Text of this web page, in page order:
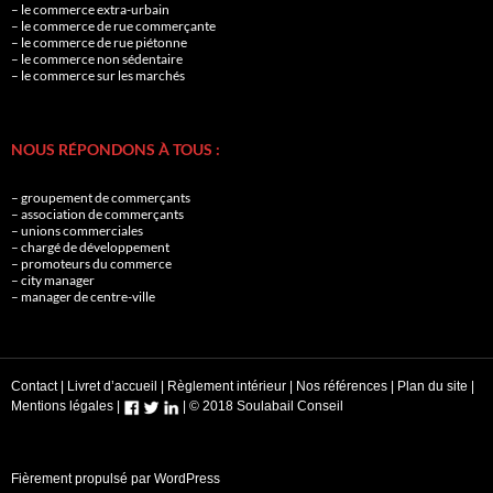
– le commerce extra-urbain
– le commerce de rue commerçante
– le commerce de rue piétonne
– le commerce non sédentaire
– le commerce sur les marchés
NOUS RÉPONDONS À TOUS :
– groupement de commerçants
– association de commerçants
– unions commerciales
– chargé de développement
– promoteurs du commerce
– city manager
– manager de centre-ville
Contact| Livret d’accueil Règlement intérieur Nos références Plan du site
Mentions légales
© 2018 Soulabail Conseil
Fièrement propulsé par WordPress